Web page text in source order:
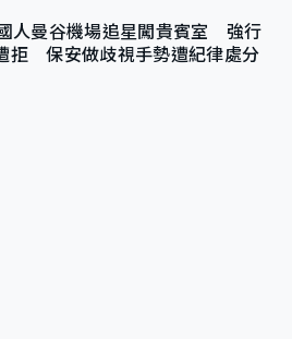
人曼谷機場追星闖貴賓室 強行
拒 保安做歧視手勢遭紀律處分